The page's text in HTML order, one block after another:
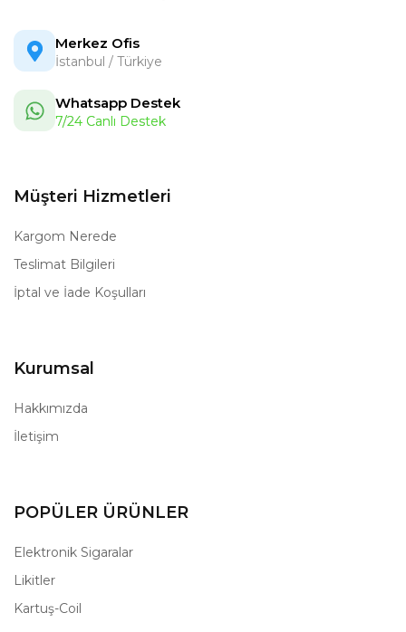
Merkez Ofis
İstanbul / Türkiye
Whatsapp Destek
7/24 Canlı Destek
Müşteri Hizmetleri
Kargom Nerede
Teslimat Bilgileri
İptal ve İade Koşulları
Kurumsal
Hakkımızda
İletişim
POPÜLER ÜRÜNLER
Elektronik Sigaralar
Likitler
Kartuş-Coil